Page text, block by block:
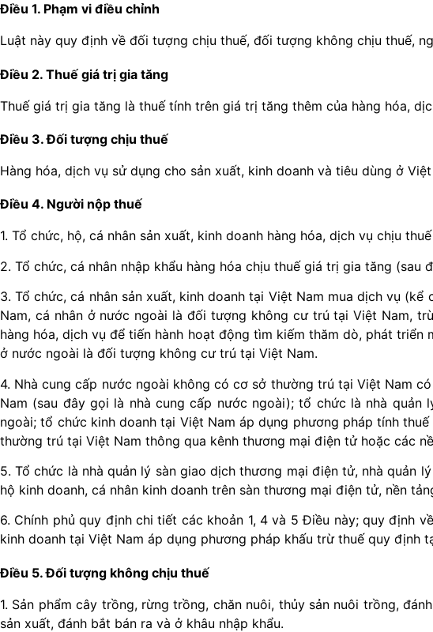
Điều 1. Phạm vi điều chỉnh
Luật này quy định về đối tượng chịu thuế, đối tượng không chịu thuế,
Điều 2. Thuế giá trị gia tăng
Thuế giá trị gia tăng là thuế tính trên giá trị tăng thêm của hàng hóa,
Điều 3. Đối tượng chịu thuế
Hàng hóa, dịch vụ sử dụng cho sản xuất, kinh doanh và tiêu dùng ở
Điều 4. Người nộp thuế
1. Tổ chức, hộ, cá nhân sản xuất, kinh doanh hàng hóa, dịch vụ chịu
2. Tổ chức, cá nhân nhập khẩu hàng hóa chịu thuế giá trị gia tăng (sau
3. Tổ chức, cá nhân sản xuất, kinh doanh tại Việt Nam mua dịch vụ
Nam, cá nhân ở nước ngoài là đối tượng không cư trú tại Việt Nam,
hàng hóa, dịch vụ để tiến hành hoạt động tìm kiếm thăm dò, phát
ở nước ngoài là đối tượng không cư trú tại Việt Nam.
4. Nhà cung cấp nước ngoài không có cơ sở thường trú tại Việt Nam
Nam (sau đây gọi là nhà cung cấp nước ngoài); tổ chức là nhà
ngoài; tổ chức kinh doanh tại Việt Nam áp dụng phương pháp tính
thường trú tại Việt Nam thông qua kênh thương mại điện tử hoặc các
5. Tổ chức là nhà quản lý sàn giao dịch thương mại điện tử, nhà quản
hộ kinh doanh, cá nhân kinh doanh trên sàn thương mại điện tử, nền
6. Chính phủ quy định chi tiết các khoản 1, 4 và 5 Điều này; quy định
kinh doanh tại Việt Nam áp dụng phương pháp khấu trừ thuế quy định
Điều 5. Đối tượng không chịu thuế
1. Sản phẩm cây trồng, rừng trồng, chăn nuôi, thủy sản nuôi trồng,
sản xuất, đánh bắt bán ra và ở khâu nhập khẩu.